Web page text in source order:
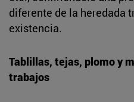
diferente de la heredada
existencia.
Tablillas, tejas, plomo y
trabajos